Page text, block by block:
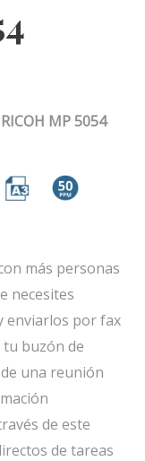
MP 5054
más personas
necesites
enviarlos por fax
buzón de
una reunión
de este
de tareas